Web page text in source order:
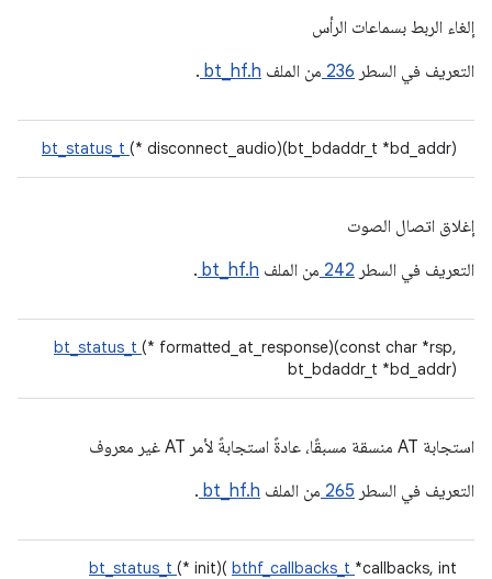
إلغاء الربط بسماعات الرأس
التعريف في السطر 236 من الملف bt_hf.h
.
bt_status_t (* disconnect_audio)(bt_bdaddr_t *bd_addr)
إغلاق اتصال الصوت
التعريف في السطر 242 من الملف bt_hf.h
.
bt_status_t (* formatted_at_response)(const char *rsp,
bt_bdaddr_t *bd_addr)
استجابة AT منسقة مسبقًا، عادةً استجابةً لأمر AT غير معروف
التعريف في السطر 265 من الملف bt_hf.h
.
bt_status_t (* init)( bthf_callbacks_t *callbacks, int